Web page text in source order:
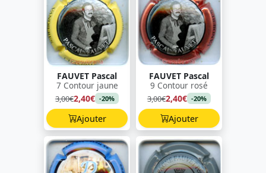
FAUVET Pascal
7 Contour jaune
3,00€2,40€ -20%
Ajouter
FAUVET Pascal
9 Contour rosé
3,00€2,40€ -20%
Ajouter